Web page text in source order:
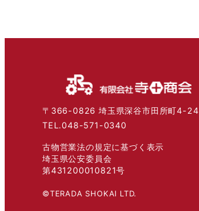
〒366-0826 埼玉県深谷市田所町4-24
TEL.048-571-0340
古物営業法の規定に基づく表示
埼玉県公安委員会
第431200010821号
©TERADA SHOKAI LTD.